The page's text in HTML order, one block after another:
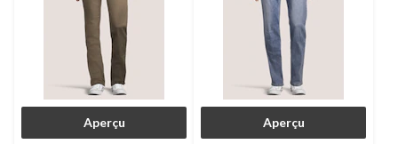
Aperçu Aperçu